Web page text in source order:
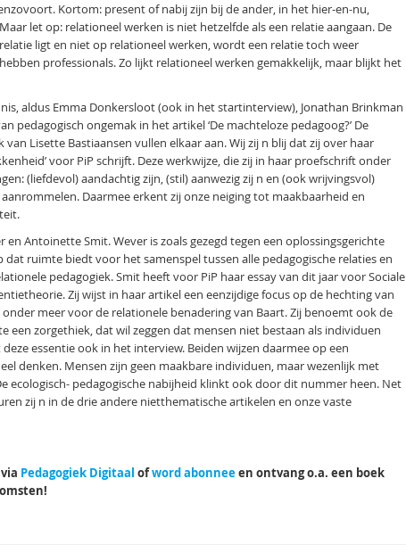
Kortom: present of nabij zijn bij de ander, in het hier-en-nu,
let op: relationeel werken is niet hetzelfde als een relatie aangaan. De
ligt en niet op relationeel werken, wordt een relatie toch weer
professionals. Zo lijkt relationeel werken gemakkelijk, maar blijkt het
aldus Emma Donkersloot (ook in het startinterview), Jonathan Brinkman
pedagogisch ongemak in het artikel ‘De machteloze pedagoog?’ De
Lisette Bastiaansen vullen elkaar aan. Wij zij n blij dat zij over haar
voor PiP schrijft. Deze werkwijze, die zij in haar proefschrift onder
(liefdevol) aandachtig zijn, (stil) aanwezig zij n en (ook wrijvingsvol)
Daarmee erkent zij onze neiging tot maakbaarheid en
Antoinette Smit. Wever is zoals gezegd tegen een oplossingsgerichte
ruimte biedt voor het samenspel tussen alle pedagogische relaties en
pedagogiek. Smit heeft voor PiP haar essay van dit jaar voor Sociale
Zij wijst in haar artikel een eenzijdige focus op de hechting van
meer voor de relationele benadering van Baart. Zij benoemt ook de
een zorgethiek, dat wil zeggen dat mensen niet bestaan als individuen
essentie ook in het interview. Beiden wijzen daarmee op een
denken. Mensen zijn geen maakbare individuen, maar wezenlijk met
ecologisch- pedagogische nabijheid klinkt ook door dit nummer heen. Net
zij n in de drie andere nietthematische artikelen en onze vaste
Pedagogiek Digitaal ofword abonneeen ontvang o.a. een boek